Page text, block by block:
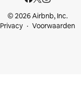
© 2026 Airbnb, Inc.
Privacy
Voorwaarden